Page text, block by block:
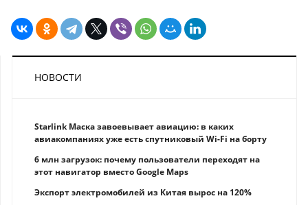
НОВОСТИ
Starlink Маска завоевывает авиацию: в каких
авиакомпаниях уже есть спутниковый Wi-Fi на борту
6 млн загрузок: почему пользователи переходят на
этот навигатор вместо Google Maps
Экспорт электромобилей из Китая вырос на 120%